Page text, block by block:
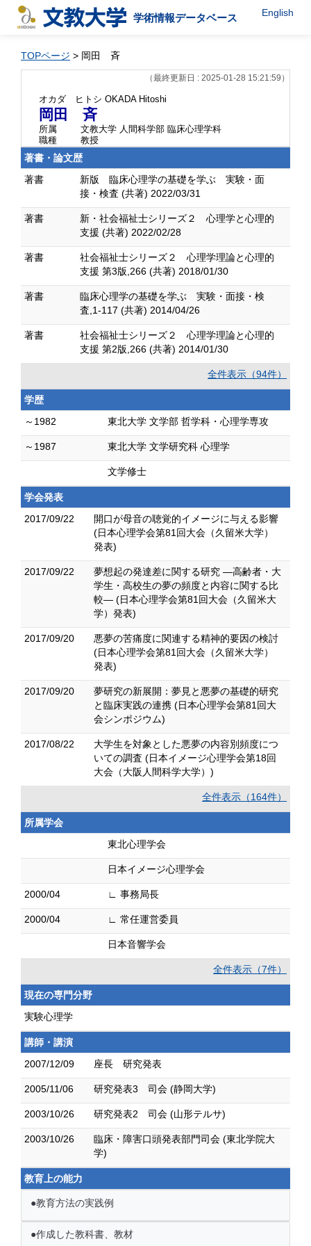
学術情報データベース English
TOPページ > 岡田 斉
（最終更新日 : 2025-01-28 15:21:59）
オカダ ヒトシ OKADA Hitoshi
岡田 斉
所属
文教大学 人間科学部 臨床心理学科
職種
教授
著書・論文歴
著書
新版 臨床心理学の基礎を学ぶ 実験・面
接・検査 (共著) 2022/03/31
著書
新・社会福祉士シリーズ２ 心理学と心理的
支援 (共著) 2022/02/28
著書
社会福祉士シリーズ２ 心理学理論と心理的
支援 第3版,266 (共著) 2018/01/30
著書
臨床心理学の基礎を学ぶ 実験・面接・検
査,1-117 (共著) 2014/04/26
著書
社会福祉士シリーズ２ 心理学理論と心理的
支援 第2版,266 (共著) 2014/01/30
全件表示（94件）
学歴
～1982
東北大学 文学部 哲学科・心理学専攻
～1987 東北大学 文学研究科 心理学
文学修士
学会発表
2017/09/22
開口が母音の聴覚的イメージに与える影響
(日本心理学会第81回大会（久留米大学）
発表)
2017/09/22
夢想起の発達差に関する研究 ―高齢者・大
学生・高校生の夢の頻度と内容に関する比
較― (日本心理学会第81回大会（久留米大
学）発表)
2017/09/20
悪夢の苦痛度に関連する精神的要因の検討
(日本心理学会第81回大会（久留米大学）
発表)
2017/09/20
夢研究の新展開：夢見と悪夢の基礎的研究
と臨床実践の連携 (日本心理学会第81回大
会シンポジウム)
2017/08/22
大学生を対象とした悪夢の内容別頻度につ
いての調査 (日本イメージ心理学会第18回
大会（大阪人間科学大学）)
全件表示（164件）
所属学会
東北心理学会
日本イメージ心理学会
2000/04 ∟ 事務局長
2000/04 ∟ 常任運営委員
日本音響学会
全件表示（7件）
現在の専門分野
実験心理学
講師・講演
2007/12/09
座長 研究発表
2005/11/06 研究発表3 司会 (静岡大学)
2003/10/26 研究発表2 司会 (山形テルサ)
2003/10/26
臨床・障害口頭発表部門司会 (東北学院大
学)
教育上の能力
●教育方法の実践例
●作成した教科書、教材